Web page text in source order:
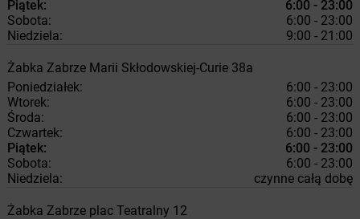
Piątek:
6:00 - 23:00
Sobota:
6:00 - 23:00
Niedziela:
9:00 - 21:00
Żabka Zabrze Marii Skłodowskiej-Curie 38a
Poniedziałek:
6:00 - 23:00
Wtorek:
6:00 - 23:00
Środa:
6:00 - 23:00
Czwartek:
6:00 - 23:00
Piątek:
6:00 - 23:00
Sobota:
6:00 - 23:00
Niedziela:
czynne całą dobę
Żabka Zabrze plac Teatralny 12